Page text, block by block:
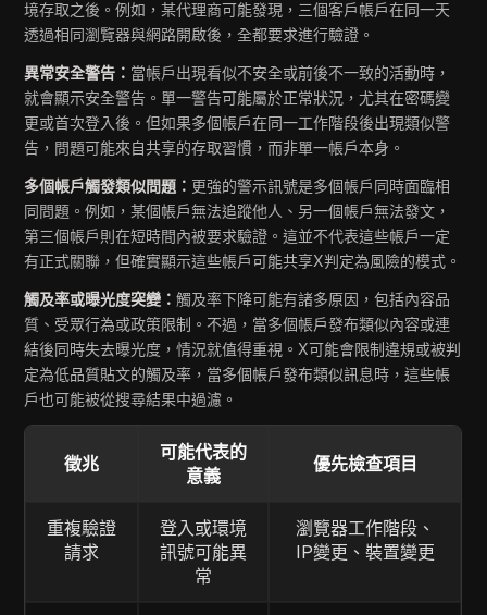
境存取之後。例如，某代理商可能發現，三個客戶帳戶在同一天
透過相同瀏覽器與網路開啟後，全都要求進行驗證。
異常安全警告： 當帳戶出現看似不安全或前後不一致的活動時，
就會顯示安全警告。單一警告可能屬於正常狀況，尤其在密碼變
更或首次登入後。但如果多個帳戶在同一工作階段後出現類似警
告，問題可能來自共享的存取習慣，而非單一帳戶本身。
多個帳戶觸發類似問題： 更強的警示訊號是多個帳戶同時面臨相
同問題。例如，某個帳戶無法追蹤他人、另一個帳戶無法發文，
第三個帳戶則在短時間內被要求驗證。這並不代表這些帳戶一定
有正式關聯，但確實顯示這些帳戶可能共享X判定為風險的模式。
觸及率或曝光度突變：觸及率下降可能有諸多原因，包括內容品
質、受眾行為或政策限制。不過，當多個帳戶發布類似內容或連
結後同時失去曝光度，情況就值得重視。X可能會限制違規或被判
定為低品質貼文的觸及率，當多個帳戶發布類似訊息時，這些帳
戶也可能被從搜尋結果中過濾。
徵兆
可能代表的
意義
優先檢查項目
重複驗證
請求
登入或環境
訊號可能異
常
瀏覽器工作階段、
IP變更、裝置變更